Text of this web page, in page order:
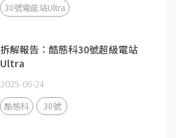
30號電能站Ultra
拆解報告：酷態科30號超級電站
Ultra
2025-06-24
酷態科 30號